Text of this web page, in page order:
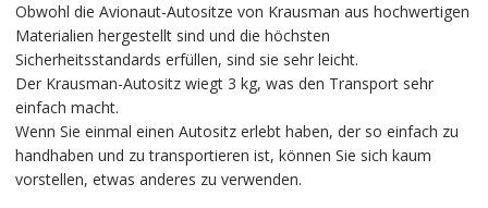
Obwohl die Avionaut-Autositze von Krausman aus hochwertigen
Materialien hergestellt sind und die höchsten
Sicherheitsstandards erfüllen, sind sie sehr leicht.
Der Krausman-Autositz wiegt 3 kg, was den Transport sehr
einfach macht.
Wenn Sie einmal einen Autositz erlebt haben, der so einfach zu
handhaben und zu transportieren ist, können Sie sich kaum
vorstellen, etwas anderes zu verwenden.